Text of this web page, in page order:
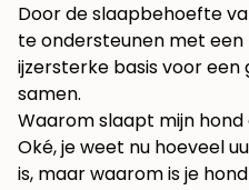
Door de slaapbehoefte
te ondersteunen met een
ijzersterke basis voor een
samen.
Waarom slaapt mijn hond
Oké, je weet nu hoeveel
is, maar waarom is je